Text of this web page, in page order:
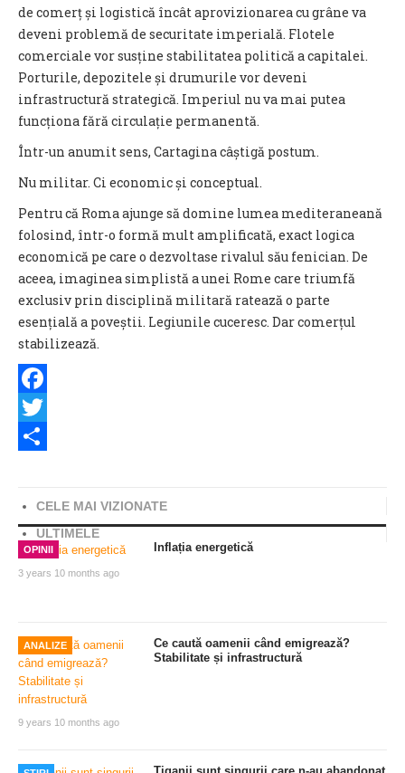
de comerț și logistică încât aprovizionarea cu grâne va
deveni problemă de securitate imperială. Flotele
comerciale vor susține stabilitatea politică a capitalei.
Porturile, depozitele și drumurile vor deveni
infrastructură strategică. Imperiul nu va mai putea
funcționa fără circulație permanentă.
Într-un anumit sens, Cartagina câștigă postum.
Nu militar. Ci economic și conceptual.
Pentru că Roma ajunge să domine lumea mediteraneană
folosind, într-o formă mult amplificată, exact logica
economică pe care o dezvoltase rivalul său fenician. De
aceea, imaginea simplistă a unei Rome care triumfă
exclusiv prin disciplină militară ratează o parte
esențială a poveștii. Legiunile cuceresc. Dar comerțul
stabilizează.
Facebook
Twitter
CELE MAI VIZIONATE
ULTIMELE
OPINII
3 years 10 months ago
Inflația energetică
ANALIZE
9 years 10 months ago
Ce caută oamenii când emigrează?
Stabilitate și infrastructură